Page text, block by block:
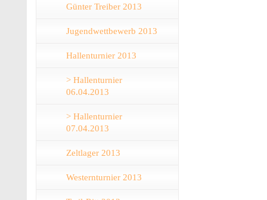
Günter Treiber 2013
Jugendwettbewerb 2013
Hallenturnier 2013
> Hallenturnier
06.04.2013
> Hallenturnier
07.04.2013
Zeltlager 2013
Westernturnier 2013